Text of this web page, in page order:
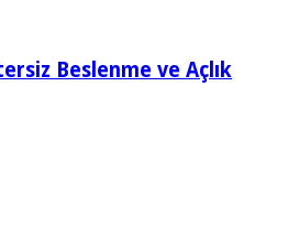
Beslenme ve Açlık